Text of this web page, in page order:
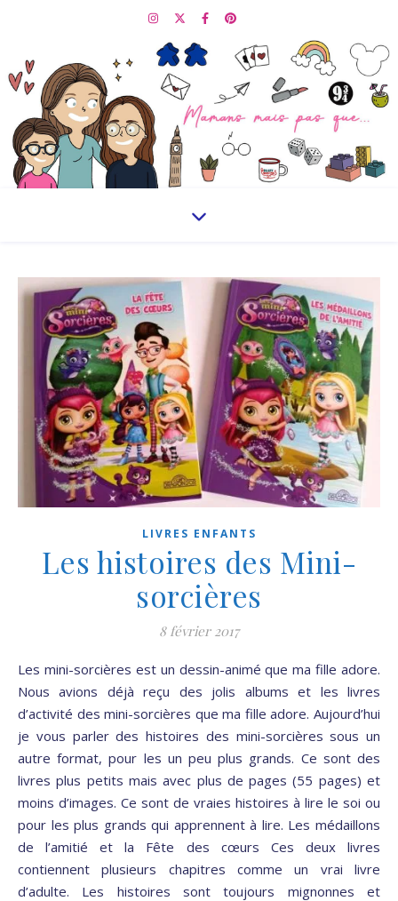
LIVRES ENFANTS
Les histoires des Mini-
sorcières
8 février 2017
Les mini-sorcières est un dessin-animé que ma fille adore.
Nous avions déjà reçu des jolis albums et les livres
d’activité des mini-sorcières que ma fille adore. Aujourd’hui
je vous parler des histoires des mini-sorcières sous un
autre format, pour les un peu plus grands. Ce sont des
livres plus petits mais avec plus de pages (55 pages) et
moins d’images. Ce sont de vraies histoires à lire le soi ou
pour les plus grands qui apprennent à lire. Les médaillons
de l’amitié et la Fête des cœurs Ces deux livres
contiennent plusieurs chapitres comme un vrai livre
d’adulte. Les histoires sont toujours mignonnes et